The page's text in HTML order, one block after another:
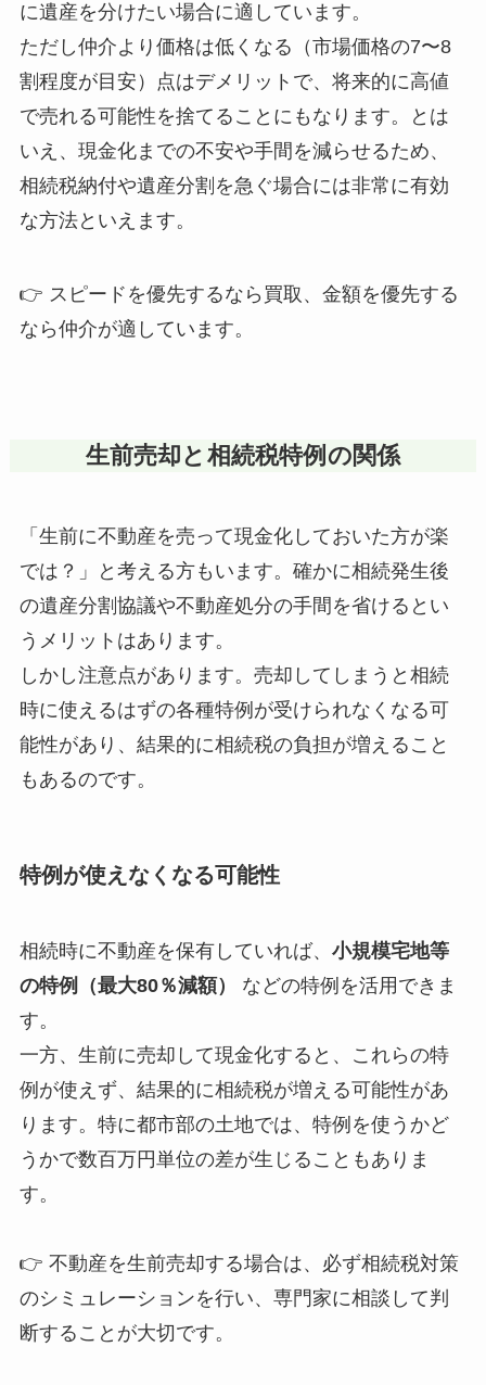
に遺産を分けたい場合に適しています。
ただし仲介より価格は低くなる（市場価格の7〜8
割程度が目安）点はデメリットで、将来的に高値
で売れる可能性を捨てることにもなります。とは
いえ、現金化までの不安や手間を減らせるため、
相続税納付や遺産分割を急ぐ場合には非常に有効
な方法といえます。
👉 スピードを優先するなら買取、金額を優先する
なら仲介が適しています。
生前売却と相続税特例の関係
「生前に不動産を売って現金化しておいた方が楽
では？」と考える方もいます。確かに相続発生後
の遺産分割協議や不動産処分の手間を省けるとい
うメリットはあります。
しかし注意点があります。売却してしまうと相続
時に使えるはずの各種特例が受けられなくなる可
能性があり、結果的に相続税の負担が増えること
もあるのです。
特例が使えなくなる可能性
相続時に不動産を保有していれば、 小規模宅地等
の特例（最大80％減額）
などの特例を活用できま
す。
一方、生前に売却して現金化すると、これらの特
例が使えず、結果的に相続税が増える可能性があ
ります。特に都市部の土地では、特例を使うかど
うかで数百万円単位の差が生じることもありま
す。
👉 不動産を生前売却する場合は、必ず相続税対策
のシミュレーションを行い、専門家に相談して判
断することが大切です。